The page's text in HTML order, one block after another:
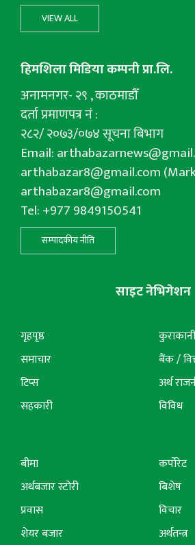
VIEW ALL
हिमशिला मिडिया कम्पनी प्रा.लि.
अनामनगर- २९ , काठमाडौँ
दर्ता प्रमाणपत्र नं :
२८२/ २०७३/०७४ सूचना बिभाग
Email:
arthabazar8@gmail.com
arthabazar8@gmail.com
Tel: +977 9849150541
सम्पादकीय नीति
साइट नेभिगेशन
गृहपृष्ठ
समाचार
टिप्स
सहकारी
कुराकानी
बैंक /
अर्थ
विविध
बीमा
अर्थबजार स्टोरी
प्रवास
शेयर बजार
कर्पोरेट
बिशेष
विचार
अर्थतन्त्र